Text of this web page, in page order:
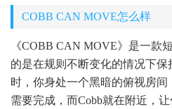
COBB CAN MOVE怎么样
《COBB CAN MOVE》是一款
的是在规则不断变化的情况下
时，你身处一个黑暗的俯视房
需要完成，而Cobb就在附近，